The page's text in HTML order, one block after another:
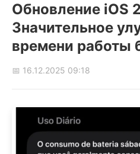
Обновление iOS
Значительное
времени работы
📅 16.12.2025 09:18